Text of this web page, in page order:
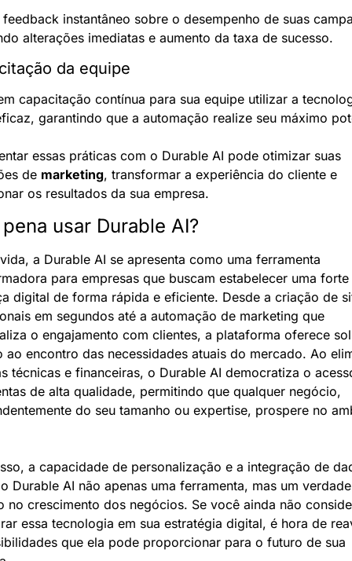
feedback instantâneo sobre o desempenho de suas
alterações imediatas e aumento da taxa de sucesso.
da equipe
capacitação contínua para sua equipe utilizar a
garantindo que a automação realize seu máximo
essas práticas com o Durable AI pode otimizar suas
de marketing, transformar a experiência do cliente e
os resultados da sua empresa.
usar Durable AI?
a Durable AI se apresenta como uma ferramenta
para empresas que buscam estabelecer uma forte
digital de forma rápida e eficiente. Desde a criação de
em segundos até a automação de marketing que
o engajamento com clientes, a plataforma oferece
ao encontro das necessidades atuais do mercado. Ao
técnicas e financeiras, o Durable AI democratiza o
de alta qualidade, permitindo que qualquer negócio,
do seu tamanho ou expertise, prospere no
a capacidade de personalização e a integração de
Durable AI não apenas uma ferramenta, mas um
no crescimento dos negócios. Se você ainda não
essa tecnologia em sua estratégia digital, é hora de
que ela pode proporcionar para o futuro de sua